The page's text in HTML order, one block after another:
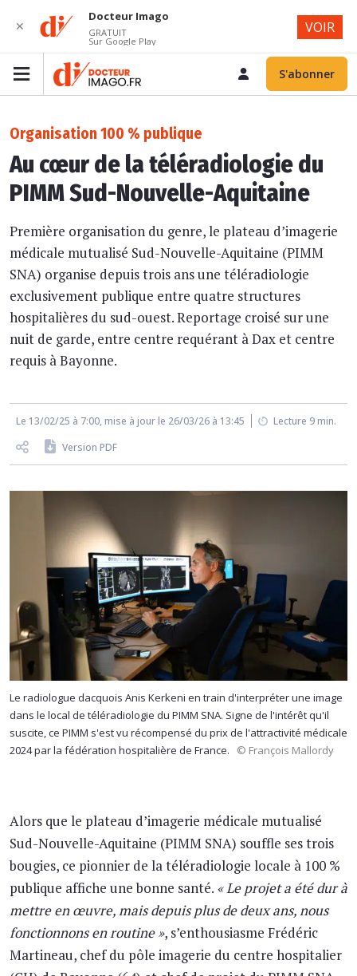
S'abonner
Organisation 100 % publique
Au cœur de la téléradiologie du
PIMM Sud-Nouvelle-Aquitaine
Première organisation du genre, le plateau d’imagerie
médicale mutualisé Sud-Nouvelle-Aquitaine (PIMM
SNA) organise depuis trois ans une téléradiologie
exclusivement publique entre quatre structures
hospitalières du sud-ouest. Reportage croisé sur une
nuit de garde, entre centre requérant à Dax et centre
requis à Bayonne.
Le 13/02/25 à 7:00, mise à jour le 26/03/26 à 13:45
Lecture 9 min.
Version PDF
Le radiologue dacquois Anis Kerkeni en train d'interpréter une image
dans le local de téléradiologie du PIMM SNA. Signe de l'intérêt qu'il
suscite, ce PIMM s'est vu récompensé du prix de l'attractivité médicale
2024 par la fédération hospitalière de France.
© François Mallordy
Alors que le plateau d’imagerie médicale mutualisé
Sud-Nouvelle-Aquitaine (PIMM SNA) souffle ses trois
bougies, ce pionnier de la téléradiologie locale à 100 %
publique affiche une bonne santé. « Le projet a été dur à
mettre en œuvre, mais depuis plus de deux ans, nous
fonctionnons en routine », s’enthousiasme Frédéric
Martineau, chef du pôle imagerie du centre hospitalier
✕
Docteur Imago
GRATUIT
Sur Google Play
VOIR